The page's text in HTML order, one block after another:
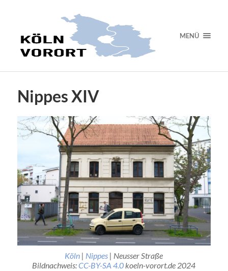
MENÜ
Nippes XIV
Köln | Nippes | Neusser Straße
Bildnachweis:CC-BY-SA 4.0koeln-vorort.de 2024